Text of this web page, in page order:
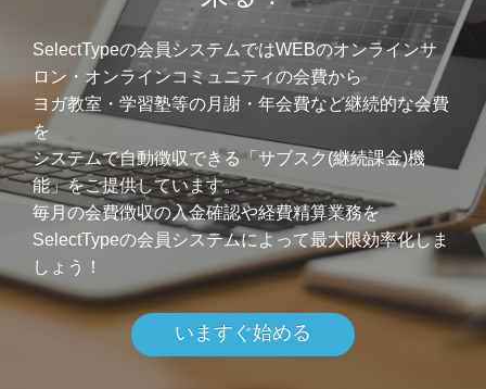
SelectTypeの会員システムではWEBのオンラインサ
ロン・オンラインコミュニティの会費から
ヨガ教室・学習塾等の月謝・年会費など継続的な会費
を
システムで自動徴収できる「サブスク(継続課金)機
能」をご提供しています。
毎月の会費徴収の入金確認や経費精算業務を
SelectTypeの会員システムによって最大限効率化しま
しょう！
いますぐ始める